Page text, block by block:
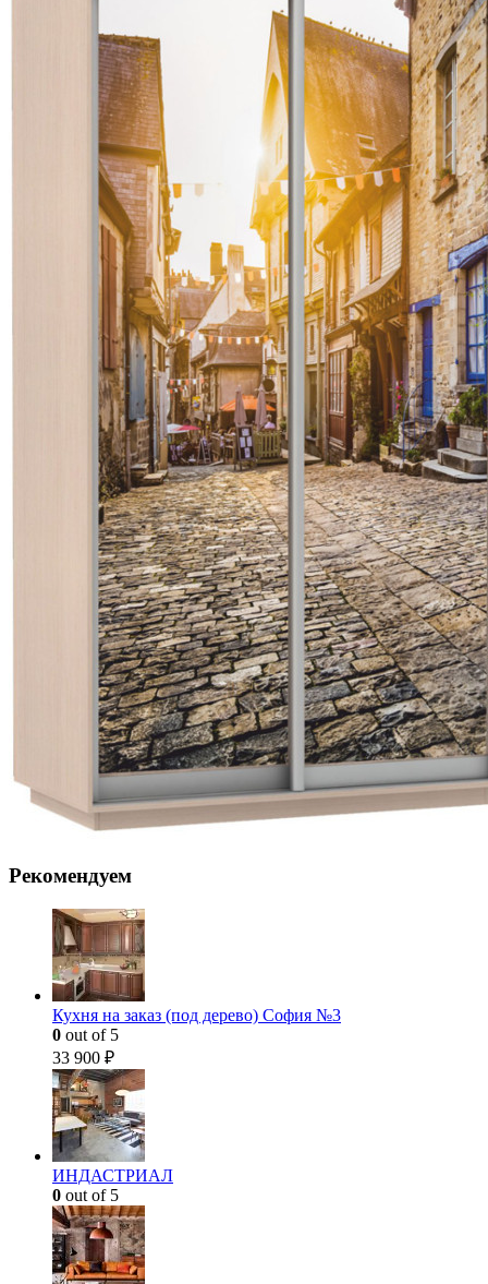
Рекомендуем
Кухня на заказ (под дерево) София №3
0 out of 5
33 900 ₽
ИНДАСТРИАЛ
0 out of 5